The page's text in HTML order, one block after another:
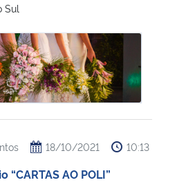
Sul
18/10/2021 10:13
AO POLI”